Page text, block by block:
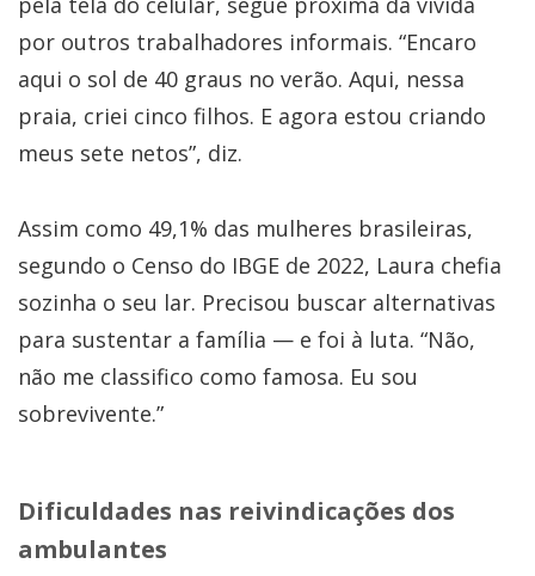
por outros trabalhadores informais. “Encaro
aqui o sol de 40 graus no verão. Aqui, nessa
praia, criei cinco filhos. E agora estou criando
meus sete netos”, diz.
Assim como 49,1% das mulheres brasileiras,
segundo o Censo do IBGE de 2022, Laura chefia
sozinha o seu lar. Precisou buscar alternativas
para sustentar a família — e foi à luta. “Não,
não me classifico como famosa. Eu sou
sobrevivente.”
Dificuldades nas reivindicações dos
ambulantes